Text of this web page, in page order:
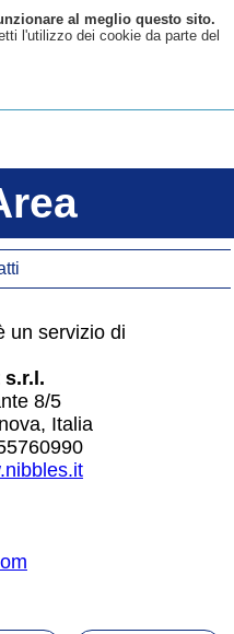
al meglio questo sito.
l'utilizzo dei cookie da parte del
un servizio di
8/5
Italia